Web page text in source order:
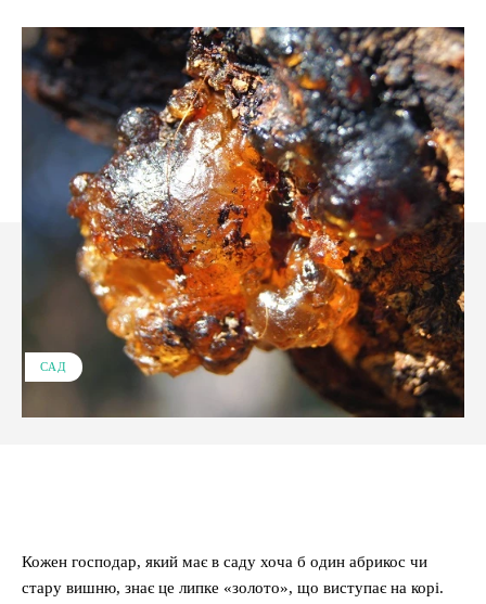
САД
Кожен господар, який має в саду хоча б один абрикос чи
стару вишню, знає це липке «золото», що виступає на корі.